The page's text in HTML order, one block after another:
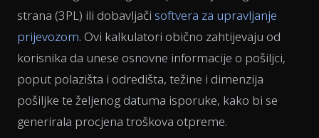
strana (3PL) ili dobavljači softvera za upravljanje
prijevozom. Ovi kalkulatori obično zahtijevaju od
korisnika da unese osnovne informacije o pošiljci,
poput polazišta i odredišta, težine i dimenzija
pošiljke te željenog datuma isporuke, kako bi se
generirala procjena troškova otpreme.